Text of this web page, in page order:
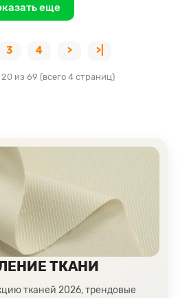
еще
3 4 > >|
из 69 (всего 4 страниц)
ТКАНИ
тканей 2026, трендовые